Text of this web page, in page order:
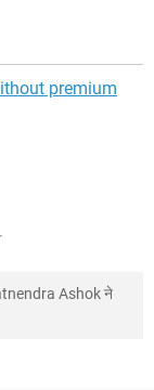
premium
Ashokने